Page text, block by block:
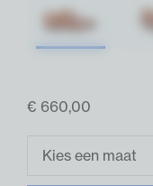
€ 660,00
Kies een maat